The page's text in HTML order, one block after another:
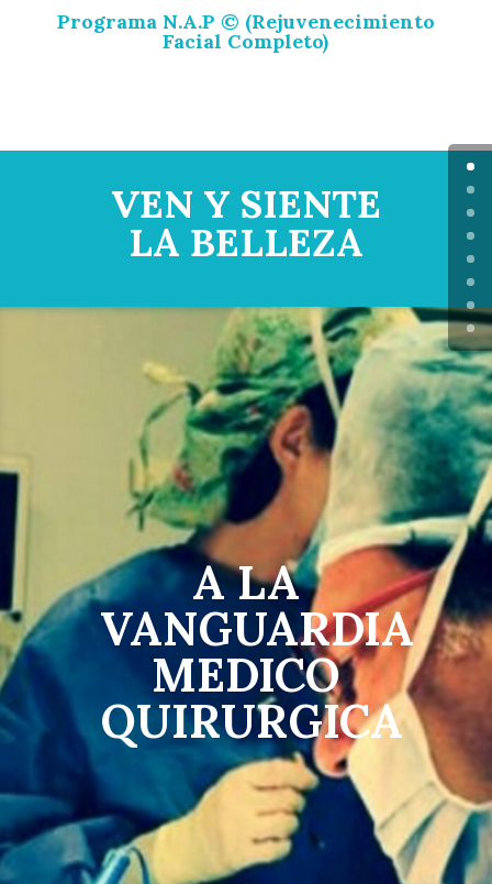
Programa N.A.P © (Rejuvenecimiento
Facial Completo)
VEN Y SIENTE
LA BELLEZA
A LA
VANGUARDIA
MEDICO
QUIRURGICA